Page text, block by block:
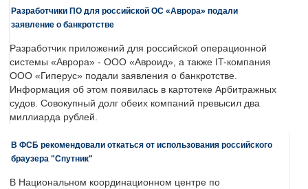
Разработчики ПО для российской ОС «Аврора» подали
заявление о банкротстве
Разработчик приложений для российской операционной
системы «Аврора» - ООО «Авроид», а также IT-компания
ООО «Гиперус» подали заявления о банкротстве.
Информация об этом появилась в картотеке Арбитражных
судов. Совокупный долг обеих компаний превысил два
миллиарда рублей.
В ФСБ рекомендовали откаться от использования российского
браузера "Спутник"
В Национальном координационном центре по